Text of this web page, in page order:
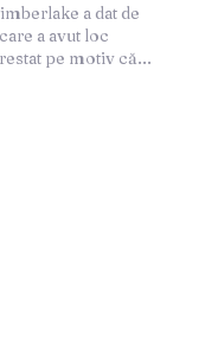
a dat de
a avut loc
pe motiv că...